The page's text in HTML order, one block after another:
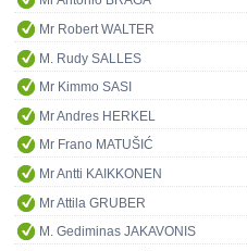
Mr Robert WALTER
M. Rudy SALLES
Mr Kimmo SASI
Mr Andres HERKEL
Mr Frano MATUŠIĆ
Mr Antti KAIKKONEN
Mr Attila GRUBER
M. Gediminas JAKAVONIS